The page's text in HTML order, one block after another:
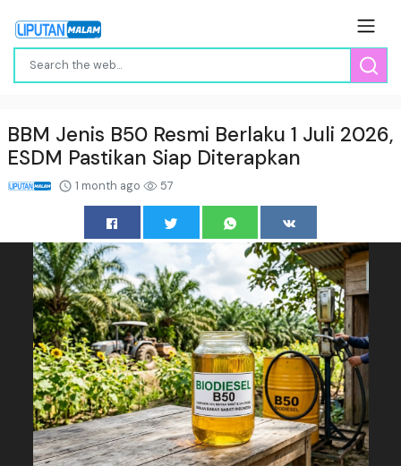
BBM Jenis B50 Resmi Berlaku 1 Juli 2026,
ESDM Pastikan Siap Diterapkan
1 month ago 57